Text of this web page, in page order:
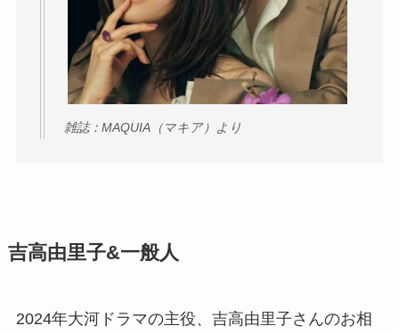
雑誌：MAQUIA（マキア）より
吉高由里子&一般人
2024年大河ドラマの主役、吉高由里子さんのお相